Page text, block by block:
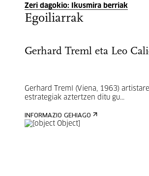
Zeri dagokio: Ikusmira berriak
Egoiliarrak
Gerhard Treml eta Leo
Gerhard Treml (Viena, 1963)
estrategiak aztertzen ditu gu...
INFORMAZIO GEHIAGO